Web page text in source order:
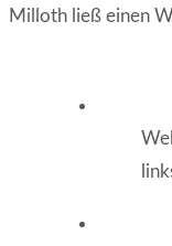
Milloth ließ einen